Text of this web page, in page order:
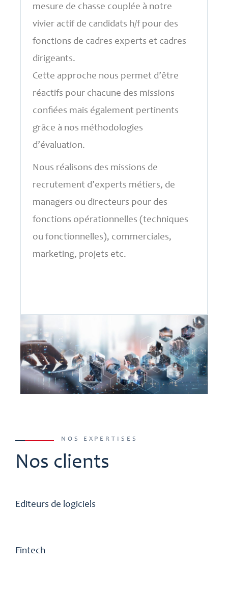
mesure de chasse couplée à notre
vivier actif de candidats h/f pour des
fonctions de cadres experts et cadres
dirigeants.
Cette approche nous permet d’être
réactifs pour chacune des missions
confiées mais également pertinents
grâce à nos méthodologies
d’évaluation.
Nous réalisons des missions de
recrutement d’experts métiers, de
managers ou directeurs pour des
fonctions opérationnelles (techniques
ou fonctionnelles), commerciales,
marketing, projets etc.
NOS EXPERTISES
Nos clients
Editeurs de logiciels
Fintech